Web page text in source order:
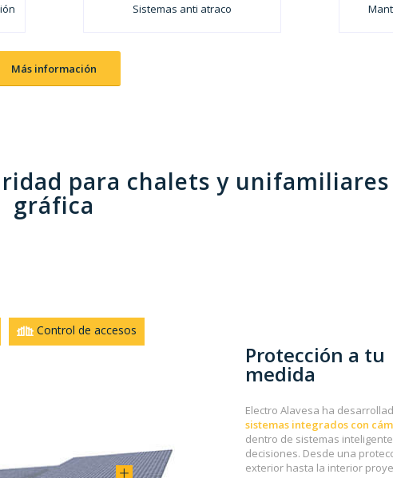
Sistemas anti atraco
Más información
para chalets y
gráfica
Control de accesos
Protección a tu
medida
Electro Alavesa ha
sistemas integrados con
dentro de sistemas
decisiones. Desde una
exterior hasta la interior